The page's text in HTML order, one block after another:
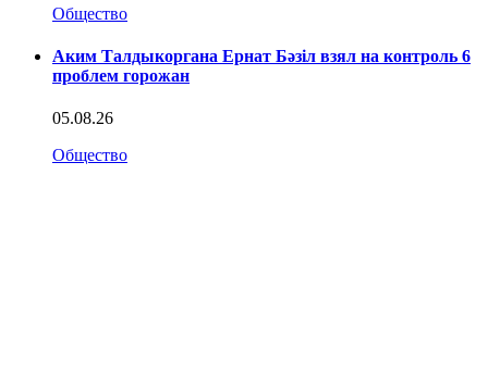
Общество
Аким Талдыкоргана Ернат Бәзіл взял на контроль 6
проблем горожан
05.08.26
Общество